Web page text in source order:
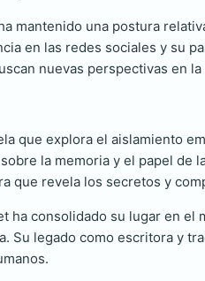
mantenido una postura
en las redes sociales y su
nuevas perspectivas en
que explora el aislamiento
la memoria y el papel de
que revela los secretos y
ha consolidado su lugar en
Su legado como escritora y